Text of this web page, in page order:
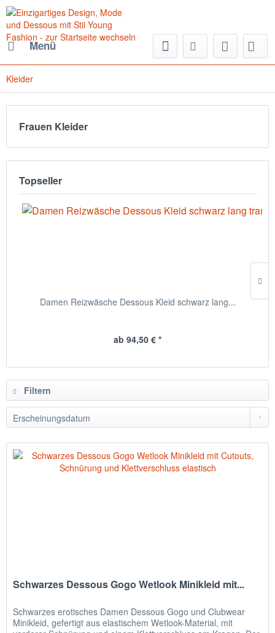
Menü
Kleider
Frauen Kleider
Topseller
Damen Reizwäsche Dessous Kleid schwarz lang...
ab 94,50 € *
Filtern
Schwarzes Dessous Gogo Wetlook Minikleid mit...
Schwarzes erotisches Damen Dessous Gogo und Clubwear
Minikleid, gefertigt aus elastischem Wetlook-Material, mit